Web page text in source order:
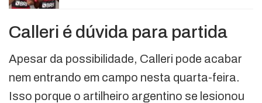
Calleri é dúvida para partida
Apesar da possibilidade, Calleri pode acabar
nem entrando em campo nesta quarta-feira.
Isso porque o artilheiro argentino se lesionou